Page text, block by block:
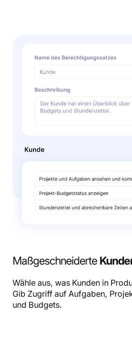
Maßgeschneiderte
Wähle aus, was Kunden in
Gib Zugriff auf Aufgaben,
und Budgets.